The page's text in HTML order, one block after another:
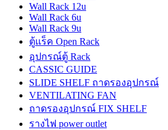
Wall Rack 12u
Wall Rack 6u
Wall Rack 9u
ตู้แร็ค Open Rack
อุปกรณ์ตู้ Rack
CASSIC GUIDE
SLIDE SHELF ถาดรองอุปกรณ์
VENTILATING FAN
ถาดรองอุปกรณ์ FIX SHELF
รางไฟ power outlet